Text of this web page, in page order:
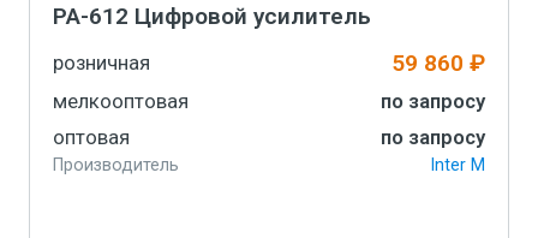
PA-612 Цифровой усилитель
розничная 59 860 ₽
мелкооптовая
по запросу
оптовая
по запросу
Производитель Inter M